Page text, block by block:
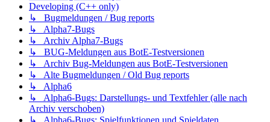
Developing (C++ only)
↳ Bugmeldungen / Bug reports
↳ Alpha7-Bugs
↳ Archiv Alpha7-Bugs
↳ BUG-Meldungen aus BotE-Testversionen
↳ Archiv Bug-Meldungen aus BotE-Testversionen
↳ Alte Bugmeldungen / Old Bug reports
↳ Alpha6
↳ Alpha6-Bugs: Darstellungs- und Textfehler (alle nach
Archiv verschoben)
↳ Alpha6-Bugs: Spielfunktionen und Spieldaten